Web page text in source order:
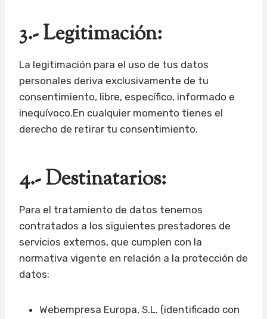
3.- Legitimación:
La legitimación para el uso de tus datos
personales deriva exclusivamente de tu
consentimiento, libre, específico, informado e
inequívoco.En cualquier momento tienes el
derecho de retirar tu consentimiento.
4.- Destinatarios:
Para el tratamiento de datos tenemos
contratados a los siguientes prestadores de
servicios externos, que cumplen con la
normativa vigente en relación a la protección de
datos:
Webempresa Europa, S.L. (identificado con